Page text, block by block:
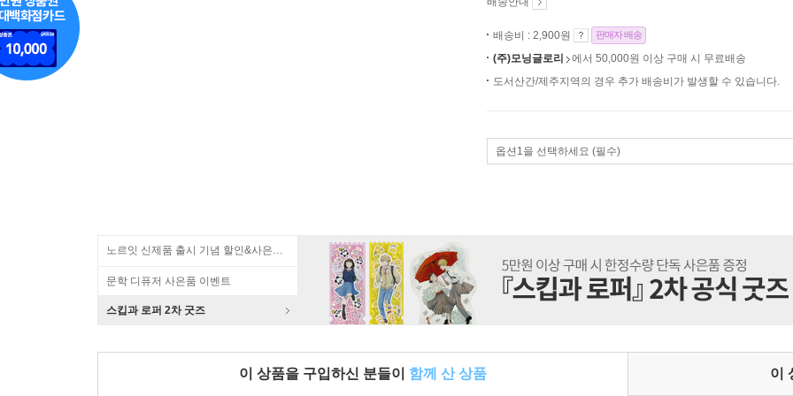
배송비 : 2,900원 판매자 배송
(주)모닝글로리
에서 50,000원 이상 구매 시 무료배송
도서산간/제주지역의 경우 추가 배송비가 발생할 수 있습니다.
옵션1을 선택하세요 (필수)
노르잇 신제품 출시 기념 할인&사은품 증정!
문학 디퓨저 사은품 이벤트
스킵과 로퍼 2차 굿즈
이 상품을 구입하신 분들이 함께 산 상품 이